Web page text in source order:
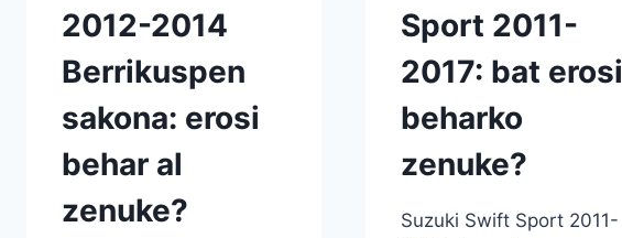
2012-2014
Berrikuspen
sakona: erosi
behar al
zenuke?
Sport 2011-
2017: bat erosi
beharko
zenuke?
Suzuki Swift Sport 2011-